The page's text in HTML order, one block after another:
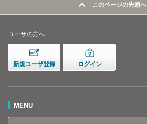
このページの先頭へ
ユーザの方へ
新規ユーザ登録 ログイン
MENU